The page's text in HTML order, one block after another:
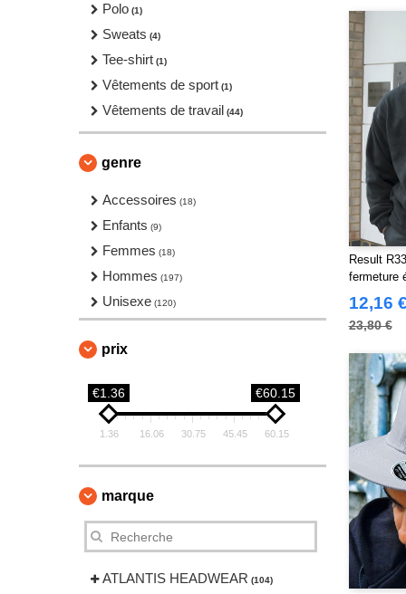
Polo (1)
Sweats (4)
Tee-shirt (1)
Vêtements de sport (1)
Vêtements de travail (44)
genre
Accessoires (18)
Enfants (9)
Femmes (18)
Hommes (197)
Unisexe (120)
prix
€1.36 €60.15
1.36 16.06 30.75 45.45 60.15
marque
ATLANTIS HEADWEAR (104)
Result
fermeture
12,16 €
23,80 €